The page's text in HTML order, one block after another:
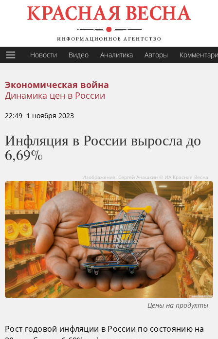
Новости Видео Аналитика Авторы
Экономическая война
Динамика цен в России
22:49 1 ноября 2023
Инфляция в России выросла до
6,69%
Изображение: Сергей Анашкин © ИА Красная Весна
Цены на продукты
Рост годовой инфляции в России по состоянию на